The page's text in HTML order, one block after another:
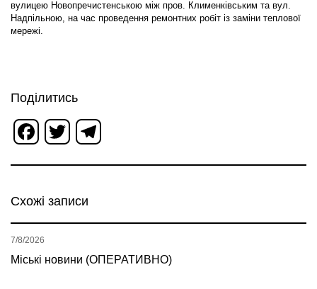
вулицею Новопречистенською між пров. Клименківським та вул.
Надпільною, на час проведення ремонтних робіт із заміни теплової
мережі.
Поділитись
Facebook
Twitter
Схожі записи
Міські новини (ОПЕРАТИВНО)
7/8/2026